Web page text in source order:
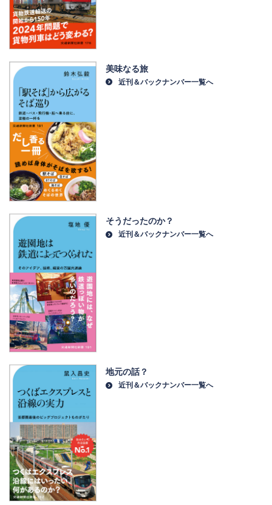
美味なる旅
近刊＆バックナンバー一覧へ
そうだったのか？
近刊＆バックナンバー一覧へ
地元の話？
近刊＆バックナンバー一覧へ